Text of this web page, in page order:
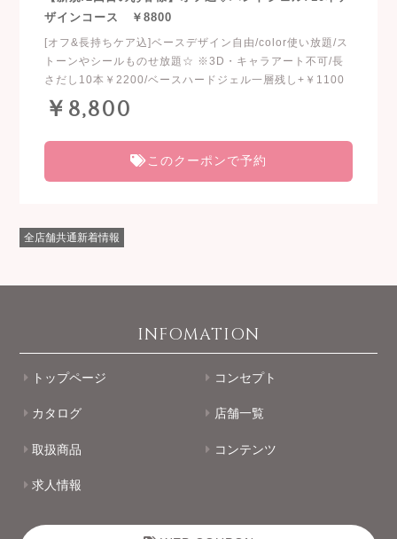
ザインコース ￥8800
[オフ&長持ちケア込]ベースデザイン自由/color使い放題/ス
トーンやシールものせ放題☆ ※3D・キャラアート不可/長
さだし10本￥2200/ベースハードジェル一層残し+￥1100
￥8,800
このクーポンで予約
全店舗共通新着情報
INFOMATION
トップページ コンセプト
カタログ 店舗一覧
取扱商品 コンテンツ
求人情報